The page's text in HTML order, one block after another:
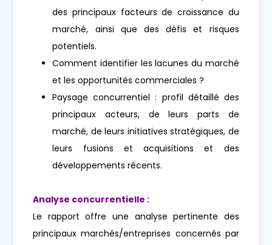
des principaux facteurs de croissance du
marché, ainsi que des défis et risques
potentiels.
Comment identifier les lacunes du marché
et les opportunités commerciales ?
Paysage concurrentiel : profil détaillé des
principaux acteurs, de leurs parts de
marché, de leurs initiatives stratégiques, de
leurs fusions et acquisitions et des
développements récents.
Analyse concurrentielle :
Le rapport offre une analyse pertinente des
principaux marchés/entreprises concernés par